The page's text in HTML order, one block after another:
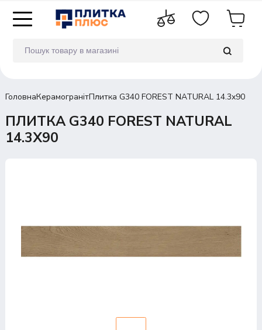
ГоловнаКерамогранітПлитка G340 FOREST NATURAL 14.3x90
ПЛИТКА G340 FOREST NATURAL
14.3X90